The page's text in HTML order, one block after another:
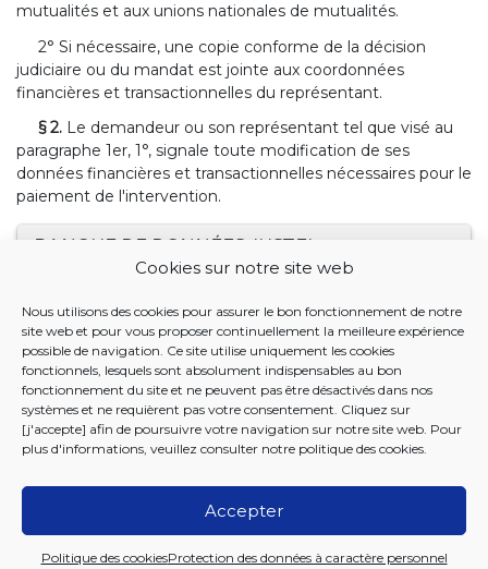
Cookies sur notre site web
Nous utilisons des cookies pour assurer le bon fonctionnement de notre
site web et pour vous proposer continuellement la meilleure expérience
possible de navigation. Ce site utilise uniquement les cookies
fonctionnels, lesquels sont absolument indispensables au bon
fonctionnement du site et ne peuvent pas être désactivés dans nos
systèmes et ne requièrent pas votre consentement. Cliquez sur
[j'accepte] afin de poursuivre votre navigation sur notre site web. Pour
plus d'informations, veuillez consulter notre politique des cookies.
Accepter
Politique des cookiesProtection des données à caractère personnel
mutualités et aux unions nationales de mutualités.
2° Si nécessaire, une copie conforme de la décision
judiciaire ou du mandat est jointe aux coordonnées
financières et transactionnelles du représentant.
§ 2. Le demandeur ou son représentant tel que visé au
paragraphe 1er, 1°, signale toute modification de ses
données financières et transactionnelles nécessaires pour le
paiement de l'intervention.
BANQUE DE DONNÉES JUSTEL
Commission communautaire commune relatif à la
procédure d'octroi d'intervention pour des aides
individuelles et à la nomenclature des aides individuelles
à l'inclusion des personnes handicapées sur le territoire
de Bruxelles-Capitale
2026 Iriscare